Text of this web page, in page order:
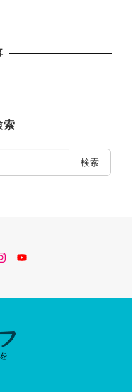
索
検索
Instagram
YouTube